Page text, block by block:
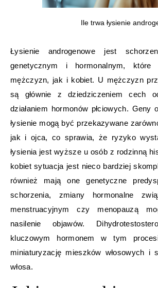
Ile trwa łysienie
Łysienie androgenowe jest
genetycznym i hormonalnym, które
mężczyzn, jak i kobiet. U mężczyzn
są głównie z dziedziczeniem cech
działaniem hormonów płciowych. Geny
łysienie mogą być przekazywane
jak i ojca, co sprawia, że ryzyko
łysienia jest wyższe u osób z rodzinną
kobiet sytuacja jest nieco bardziej
również mają one genetyczne
schorzenia, zmiany hormonalne
menstruacyjnym czy menopauzą
nasilenie objawów.
kluczowym hormonem w tym
miniaturyzację mieszków włosowych i
włosa.